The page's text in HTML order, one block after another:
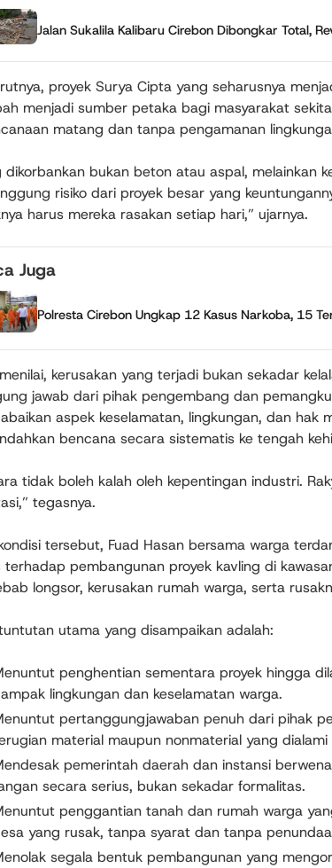
Jalan Sukalila Kalibaru Cirebon Dibongkar Total,
proyek Surya Cipta yang seharusnya
menjadi sumber petaka bagi masyarakat
matang dan tanpa pengamanan
dikorbankan bukan beton atau aspal, melainkan
risiko dari proyek besar yang
harus mereka rasakan setiap hari,” ujarnya.
Juga
Polresta Cirebon Ungkap 12 Kasus Narkoba, 15
kerusakan yang terjadi bukan sekadar
jawab dari pihak pengembang dan
aspek keselamatan, lingkungan, dan hak
bencana secara sistematis ke tengah
tidak boleh kalah oleh kepentingan industri.
tegasnya.
tersebut, Fuad Hasan bersama warga
terhadap pembangunan proyek kavling di
longsor, kerusakan rumah warga, serta
utama yang disampaikan adalah:
penghentian sementara proyek hingga
lingkungan dan keselamatan warga.
pertanggungjawaban penuh dari pihak
material maupun nonmaterial yang dialami
pemerintah daerah dan instansi
secara serius, bukan sekadar formalitas.
penggantian tanah dan rumah warga
yang rusak, tanpa syarat dan tanpa
segala bentuk pembangunan yang